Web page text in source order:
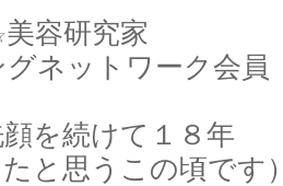
容研究家
ネットワーク会員
顔を続けて１８年
と思うこの頃です